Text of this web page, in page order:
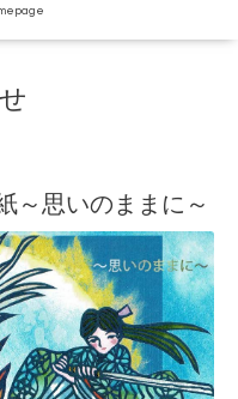
思いのままに～